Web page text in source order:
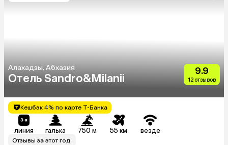
Алахадзы, Абхазия
Отель Sandro&Milanii
9.9
12 отзывов
Кешбэк 4% по карте Т-Банка
линия галька 750 м 55 км везде
Отзывы за этот год